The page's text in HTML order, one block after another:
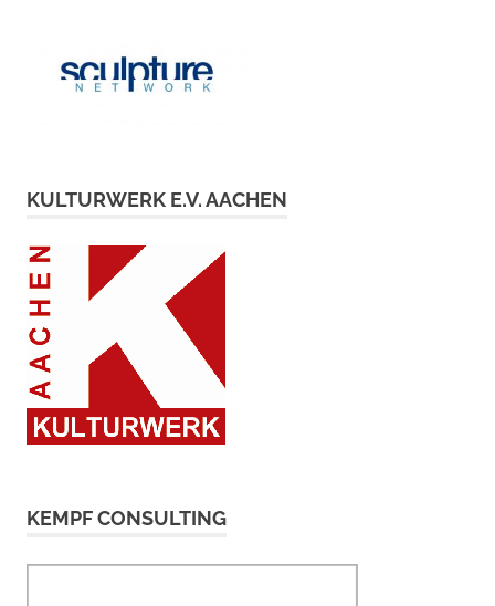
KULTURWERK E.V. AACHEN
KEMPF CONSULTING